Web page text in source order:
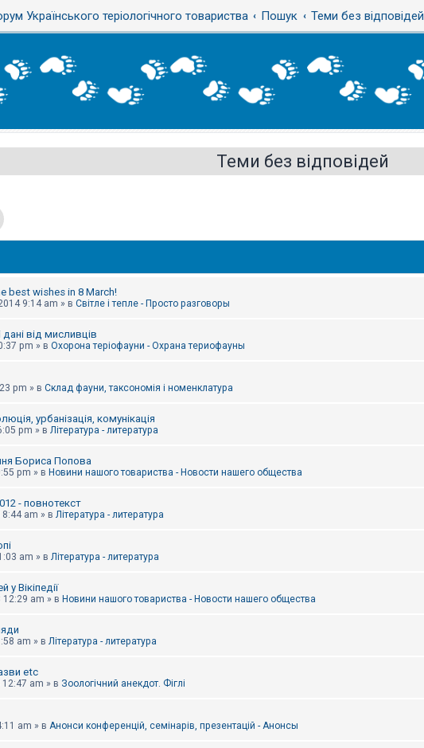
Українського теріологічного товариства Пошук Теми без відповідей
Теми без відповідей
best wishes in 8 March!
9:14 am » в Світле і тепле - Просто разговоры
дані від мисливців
pm » в Охорона теріофауни - Охрана териофауны
pm » в Склад фауни, таксономія і номенклатура
урбанізація, комунікація
pm » в Література - литература
Бориса Попова
pm » в Новини нашого товариства - Новости нашего общества
- повнотекст
am » в Література - литература
am » в Література - литература
у Вікіпедії
12:29 am » в Новини нашого товариства - Новости нашего общества
am » в Література - литература
etc
12:47 am » в Зоологічний анекдот. Фіглі
am » в Анонси конференцій, семінарів, презентацій - Анонсы